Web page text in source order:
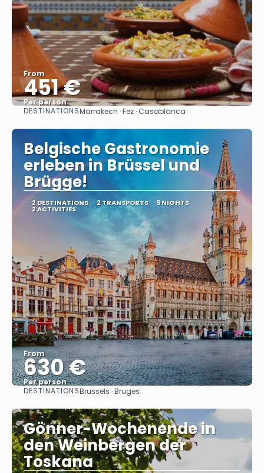
From
451 €
Per person
See
DESTINATIONSMarrakech · Fez · Casablanca
Belgische Gastronomie
erleben in Brüssel und
Brügge!
2 DESTINATIONS 2 TRANSPORTS 5 NIGHTS
2 ACTIVITIES
From
630 €
Per person
See
DESTINATIONSBrussels · Bruges
Gönner-Wochenende in
den Weinbergen der
Toskana